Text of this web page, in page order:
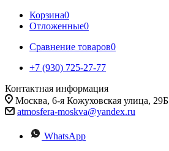
Корзина0
Отложенные0
Сравнение товаров0
+7 (930) 725-27-77
Контактная информация
Москва, 6-я Кожуховская улица, 29Б
atmosfera-moskva@yandex.ru
WhatsApp